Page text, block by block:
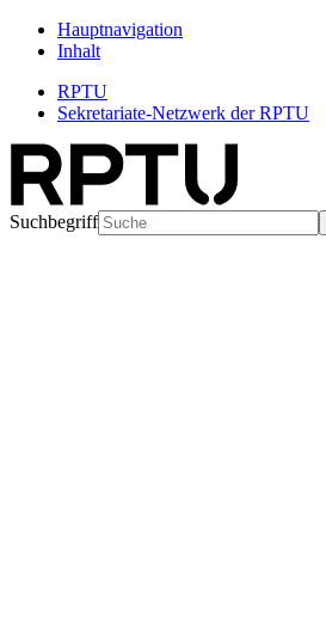
Hauptnavigation
Inhalt
RPTU
Sekretariate-Netzwerk der RPTU
Suchbegriff